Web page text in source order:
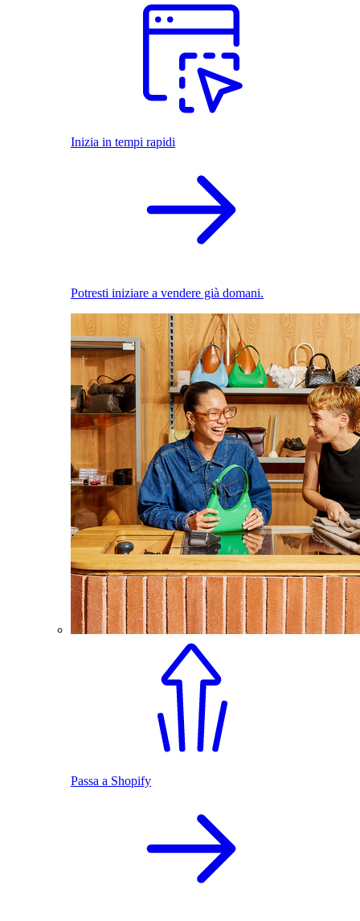
Inizia in tempi rapidi
Potresti iniziare a vendere già domani.
Passa a Shopify